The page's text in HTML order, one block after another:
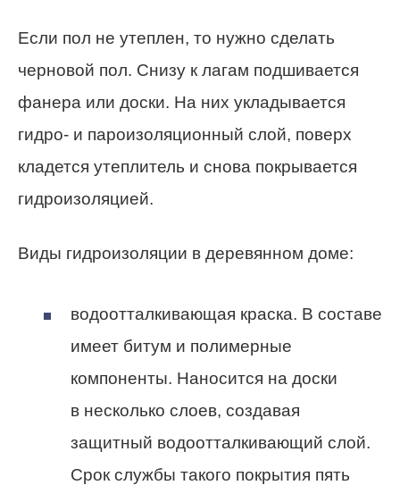
Если пол не утеплен, то нужно сделать
черновой пол. Снизу к лагам подшивается
фанера или доски. На них укладывается
гидро- и пароизоляционный слой, поверх
кладется утеплитель и снова покрывается
гидроизоляцией.
Виды гидроизоляции в деревянном доме:
водоотталкивающая краска. В составе
имеет битум и полимерные
компоненты. Наносится на доски
в несколько слоев, создавая
защитный водоотталкивающий слой.
Срок службы такого покрытия пять